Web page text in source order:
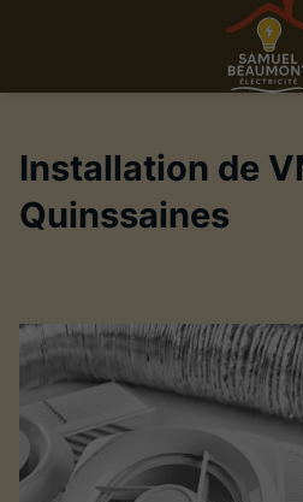
Installation de
Quinssaines